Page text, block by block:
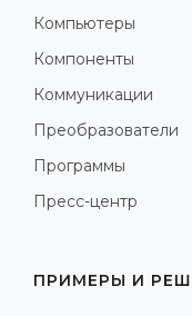
Компьютеры
Компоненты
Коммуникации
Преобразователи
Программы
Пресс-центр
ПРИМЕРЫ И